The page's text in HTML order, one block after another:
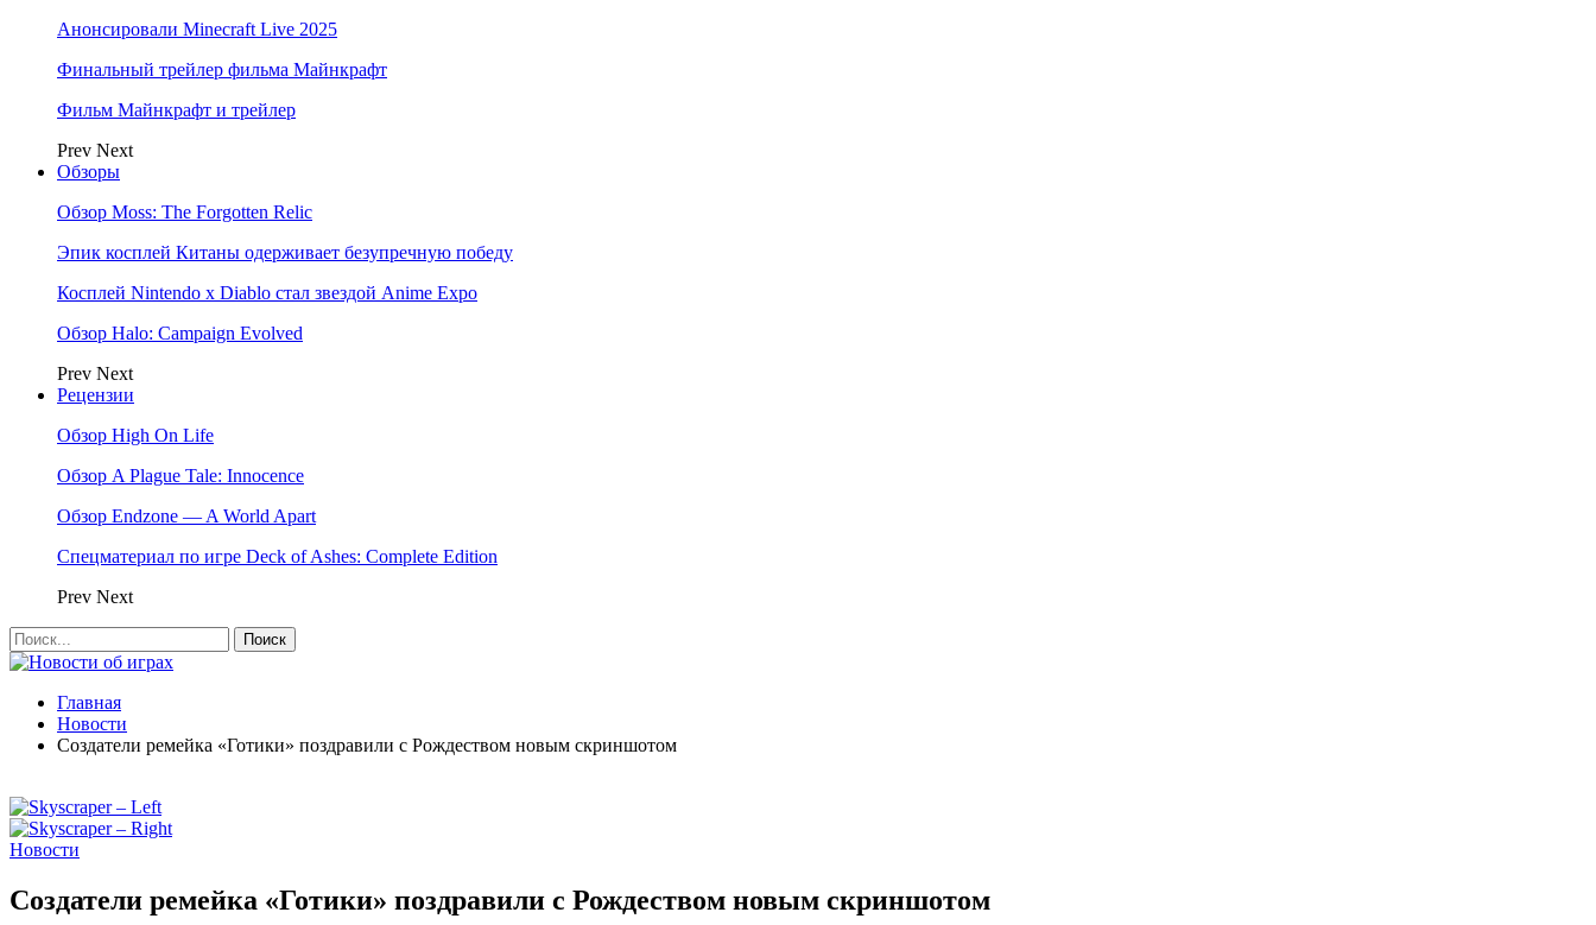
Анонсировали Minecraft Live 2025
Финальный трейлер фильма Майнкрафт
Фильм Майнкрафт и трейлер
Prev Next
Обзоры
Обзор Moss: The Forgotten Relic
Эпик косплей Китаны одерживает безупречную победу
Косплей Nintendo x Diablo стал звездой Anime Expo
Обзор Halo: Campaign Evolved
Prev Next
Рецензии
Обзор High On Life
Обзор A Plague Tale: Innocence
Обзор Endzone — A World Apart
Спецматериал по игре Deck of Ashes: Complete Edition
Prev Next
Главная
Новости
Создатели ремейка «Готики» поздравили с Рождеством новым скриншотом
Новости
Создатели ремейка «Готики» поздравили с Рождеством новым скриншотом